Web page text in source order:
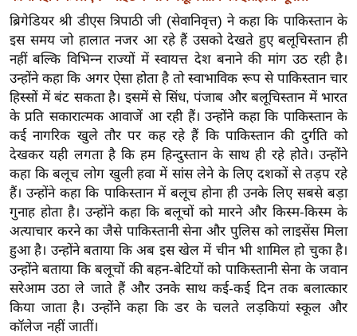
त्य
ज
ग
त
ऑ
टो
व
र्ल्ड
न्यू
ज
ब्री
फ
म
नो
रं
ब्रिगेडियर श्री डीएस त्रिपाठी जी (सेवानिवृत्त) ने कहा कि पाकिस्तान के
इस समय जो हालात नजर आ रहे हैं उसको देखते हुए बलूचिस्तान ही
नहीं बल्कि विभिन्न राज्यों में स्वायत्त देश बनाने की मांग उठ रही है।
उन्होंने कहा कि अगर ऐसा होता है तो स्वाभाविक रूप से पाकिस्तान चार
हिस्सों में बंट सकता है। इसमें से सिंध, पंजाब और बलूचिस्तान में भारत
के प्रति सकारात्मक आवाजें आ रही हैं। उन्होंने कहा कि पाकिस्तान के
कई नागरिक खुले तौर पर कह रहे हैं कि पाकिस्तान की दुर्गति को
देखकर यही लगता है कि हम हिन्दुस्तान के साथ ही रहे होते। उन्होंने
कहा कि बलूच लोग खुली हवा में सांस लेने के लिए दशकों से तड़प रहे
हैं। उन्होंने कहा कि पाकिस्तान में बलूच होना ही उनके लिए सबसे बड़ा
गुनाह होता है। उन्होंने कहा कि बलूचों को मारने और किस्म-किस्म के
अत्याचार करने का जैसे पाकिस्तानी सेना और पुलिस को लाइसेंस मिला
हुआ है। उन्होंने बताया कि अब इस खेल में चीन भी शामिल हो चुका है।
उन्होंने बताया कि बलूचों की बहन-बेटियों को पाकिस्तानी सेना के जवान
सरेआम उठा ले जाते हैं और उनके साथ कई-कई दिन तक बलात्कार
किया जाता है। उन्होंने कहा कि डर के चलते लड़कियां स्कूल और
कॉलेज नहीं जातीं।